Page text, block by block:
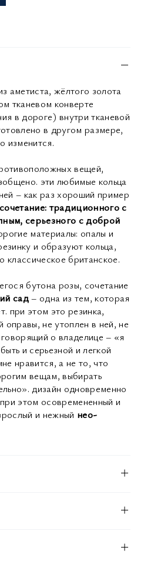
аметиста, жёлтого золота
тканевом конверте
в дороге) внутри тканевой
в другом размере,
изменится.
вещей,
эти любимые кольца
– как раз хороший пример
сочетание: традиционного с
серьезного с доброй
материалы: опалы и
и образуют кольца,
британское.
бутона розы, сочетание
сад– одна из тем, которая
при этом это резинка,
оправы, не утоплен в ней, не
о владелице – «я
и серьезной и легкой
нравится, а не то, что
вещам, выбирать
дизайн одновременно
этом осовремененный и
и нежный нео-